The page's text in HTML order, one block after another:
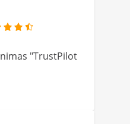
"TrustPilot